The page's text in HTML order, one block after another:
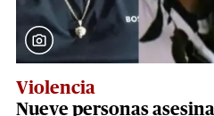
Violencia
Nueve personas